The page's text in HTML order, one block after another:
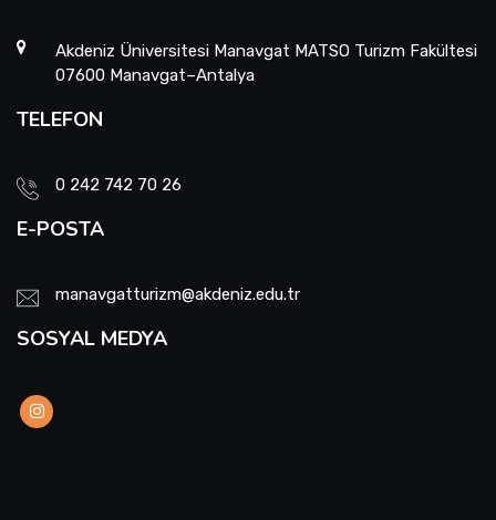
Akdeniz Üniversitesi Manavgat MATSO Turizm Fakültesi
07600 Manavgat–Antalya
TELEFON
0 242 742 70 26
E-POSTA
manavgatturizm@akdeniz.edu.tr
SOSYAL MEDYA